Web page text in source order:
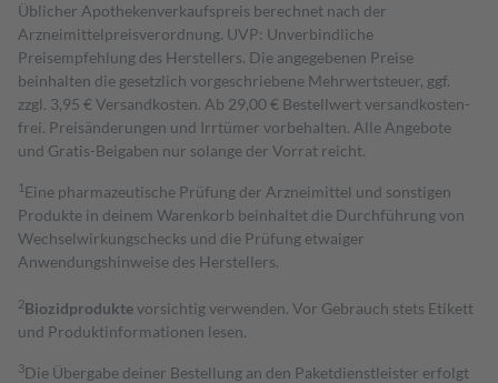
Üblicher Apothekenverkaufspreis berechnet nach der
Arzneimittelpreisverordnung. UVP: Unverbindliche
Preisempfehlung des Herstellers. Die angegebenen Preise
beinhalten die gesetzlich vorgeschriebene Mehrwertsteuer, ggf.
zzgl. 3,95 € Versandkosten. Ab 29,00 € Bestell­wert versand­kosten­
frei. Preisänderungen und Irrtümer vorbehalten. Alle Angebote
und Gratis-Beigaben nur solange der Vorrat reicht.
1 Eine pharmazeutische Prüfung der Arzneimittel und sonstigen
Produkte in deinem Warenkorb beinhaltet die Durchführung von
Wechselwirkungschecks und die Prüfung etwaiger
Anwendungshinweise des Herstellers.
2Biozidproduktevorsichtig verwenden. Vor Gebrauch stets Etikett
und Produktinformationen lesen.
3Die Übergabe deiner Bestellung an den Paketdienstleister erfolgt